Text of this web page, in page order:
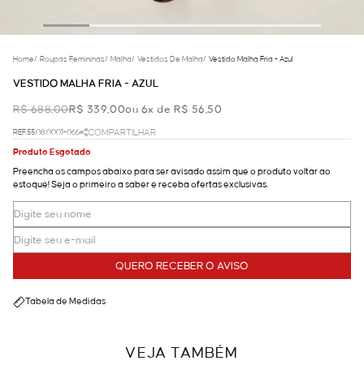
Home/ Roupas Femininas/ Malha/ Vestidos De Malha/ Vestido Malha Fria - Azul
VESTIDO MALHA FRIA - AZUL
R$ 688,00R$ 339,00ou 6x de R$ 56,50
REF.55.08.0001-066
COMPARTILHAR
Produto Esgotado
Preencha os campos abaixo para ser avisado assim que o produto voltar ao
estoque! Seja o primeiro a saber e receba ofertas exclusivas.
QUERO RECEBER O AVISO
Tabela de Medidas
VEJA TAMBÉM